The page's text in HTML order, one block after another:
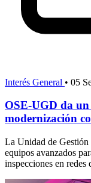
Interés General • 05
OSE-UGD da
modernización
La Unidad de Gestión
equipos avanzados
inspecciones en redes